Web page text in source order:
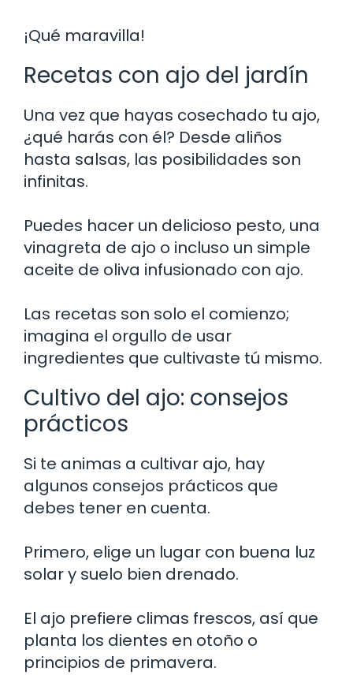
¡Qué maravilla!
Recetas con ajo del jardín
Una vez que hayas cosechado tu ajo,
¿qué harás con él? Desde aliños
hasta salsas, las posibilidades son
infinitas.
Puedes hacer un delicioso pesto, una
vinagreta de ajo o incluso un simple
aceite de oliva infusionado con ajo.
Las recetas son solo el comienzo;
imagina el orgullo de usar
ingredientes que cultivaste tú mismo.
Cultivo del ajo: consejos
prácticos
Si te animas a cultivar ajo, hay
algunos consejos prácticos que
debes tener en cuenta.
Primero, elige un lugar con buena luz
solar y suelo bien drenado.
El ajo prefiere climas frescos, así que
planta los dientes en otoño o
principios de primavera.